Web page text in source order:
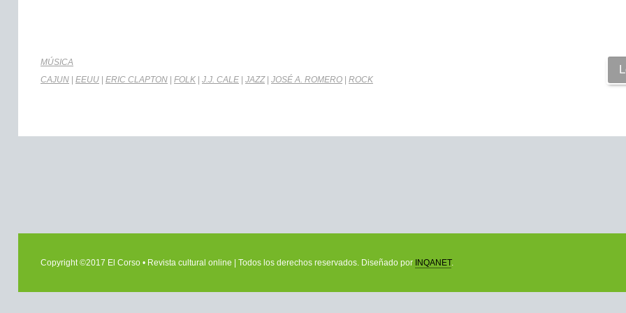
MÚSICA
CAJUN | EEUU | ERIC CLAPTON | FOLK | J.J. CALE | JAZZ| JOSÉ A. ROMERO | ROCK
Copyright ©2017 El Corso • Revista cultural online | Todos los derechos reservados. Diseñado por INQANET.